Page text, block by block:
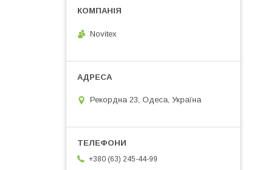
Novitex
Рекордна 23, Одеса, Україна
+380 (63) 245-44-99